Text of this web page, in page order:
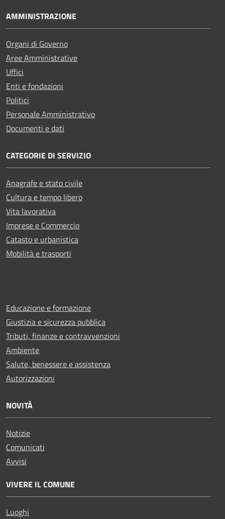
AMMINISTRAZIONE
Organi di Governo
Aree Amministrative
Uffici
Enti e fondazioni
Politici
Personale Amministrativo
Documenti e dati
CATEGORIE DI SERVIZIO
Anagrafe e stato civile
Cultura e tempo libero
Vita lavorativa
Imprese e Commercio
Catasto e urbanistica
Mobilità e trasporti
Educazione e formazione
Giustizia e sicurezza pubblica
Tributi, finanze e contravvenzioni
Ambiente
Salute, benessere e assistenza
Autorizzazioni
NOVITÀ
Notizie
Comunicati
Avvisi
VIVERE IL COMUNE
Luoghi